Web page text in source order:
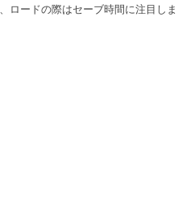
ロードの際はセーブ時間に注目しま